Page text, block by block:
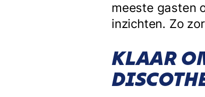
meeste gasten
inzichten. Zo
KLAAR